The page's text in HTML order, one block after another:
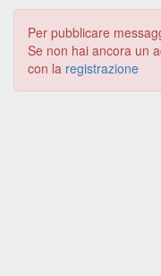
Per pubblicare
Se non hai ancora un
con la registrazione